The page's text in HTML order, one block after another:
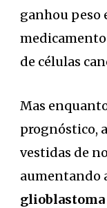
ganhou peso
de células
Mas
prognóstico,
vestidas de
aumentando